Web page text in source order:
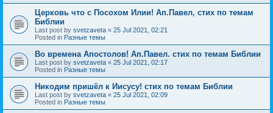
Церковь что с Посохом Илии! Ап.Павел, стих по темам
Библии
Last post by svetzaveta « 25 Jul 2021, 02:21
Posted in Разные темы
Во времена Апостолов! Ап.Павел. стих по темам Библии
Last post by svetzaveta « 25 Jul 2021, 02:17
Posted in Разные темы
Никодим пришёл к Иисусу! стих по темам Библии
Last post by svetzaveta « 25 Jul 2021, 02:09
Posted in Разные темы